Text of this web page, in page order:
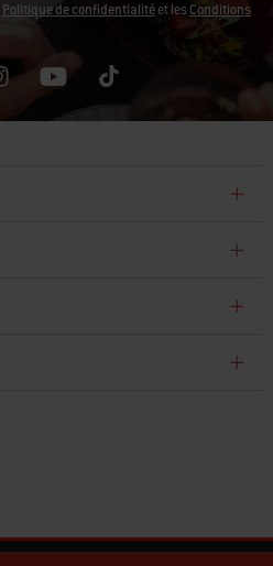
Politique de confidentialitéet les Conditions